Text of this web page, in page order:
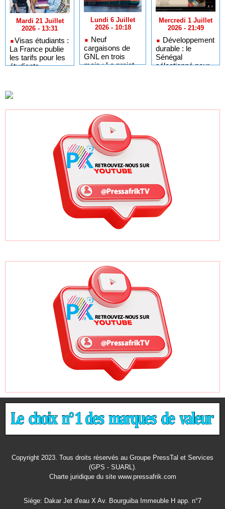
Mardi 21 Juillet
2026 - 13:31
​Visas étudiants :
La France publie
les tarifs pour les
étudiants
africains
Lundi 6 Juillet
2026 - 10:18
Neuf
cargaisons de
GNL en trois
mois : Le projet
Mercredi 1 Juillet
2026 - 21:49
Développement
durable : le
Sénégal
sélectionné pour
ODD
Copyright 2023. Tous droits réservés au Groupe PressTal et Services
(GPS - SUARL).
Charte juridiquedu site www.pressafrik.com
Siége: Dakar Jet d'eau X Av. Bourguiba Immeuble H app. n°7